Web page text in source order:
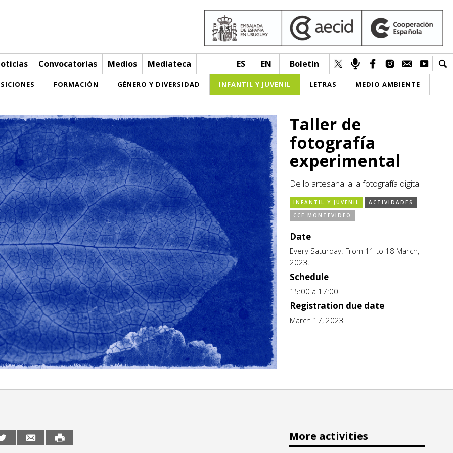
Convocatorias Medios Mediateca ES EN Boletín
FORMACIÓN GÉNERO Y DIVERSIDAD INFANTIL Y JUVENIL LETRAS MEDIO AMBIENTE
Taller de
fotografía
experimental
De lo artesanal a la fotografía digital
INFANTIL Y JUVENIL
ACTIVIDADES
CCE MONTEVIDEO
Date
Every Saturday. From 11 to 18 March,
2023.
Schedule
15:00 a 17:00
Registration due date
March 17, 2023
More activities